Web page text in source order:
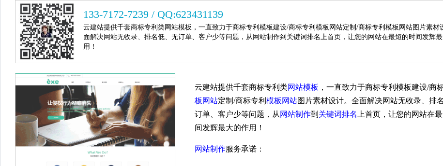
133-7172-7239 / QQ:623431139
云建站提供千套商标专利类网站模板，一直致力于商标专利模板建设/商标专利模板网站定制/商标专利模板网站图片素材
面解决网站无收录、排名低、无订单、客户少等问题，从网站制作到关键词排名上首页，让您的网站在最短的时间发辉
用！
云建站提供千套商标专利类网站模板 ，一直致力于商标专利模板建设/商
板网站定制/商标专利模板网站图片素材设计。全面解决网站无收录、排
订单、客户少等问题，从 网站制作到 关键词排名 上首页，让您的网站在
间发辉最大的作用！
网站制作服务承诺：